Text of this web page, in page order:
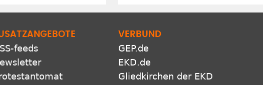
feeds
VERBUND
GEP.de
EKD.de
Gliedkirchen der EKD